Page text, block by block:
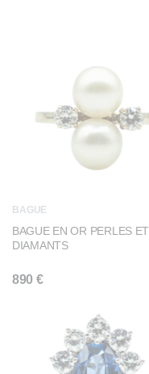
BAGUE
BAGUE EN OR PERLES ET
DIAMANTS
890 €